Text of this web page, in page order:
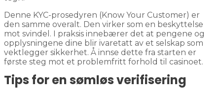
Denne KYC-prosedyren (Know Your Customer) er
den samme overalt. Den virker som en beskyttelse
mot svindel. I praksis innebærer det at pengene og
opplysningene dine blir ivaretatt av et selskap som
vektlegger sikkerhet. Å innse dette fra starten er
første steg mot et problemfritt forhold til casinoet.
Tips for en sømløs verifisering